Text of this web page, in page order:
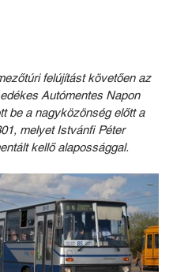
felújítást követően az
Autómentes Napon
be a nagyközönség előtt a
melyet Istvánfi Péter
kellő alapossággal.